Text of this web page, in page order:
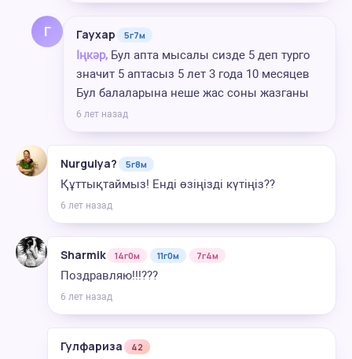
Г Гаухар 5г7м
Іңкәр, Бул апта мысалы сизде 5 деп турго
значит 5 аптасыз 5 лет 3 года 10 месяцев
Бул балаларына неше жас соны жазганы
6 лет назад
Nurgulya? 5г8м
Құттықтаймыз! Енді өзіңізді күтіңіз??
6 лет назад
Sharmik 14г0м 11г0м 7г4м
Поздравляю!!!???
6 лет назад
Гулфариза 42